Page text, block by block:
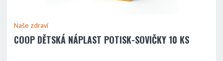
Naše zdraví
COOP DĚTSKÁ NÁPLAST POTISK-SOVIČKY 10 KS